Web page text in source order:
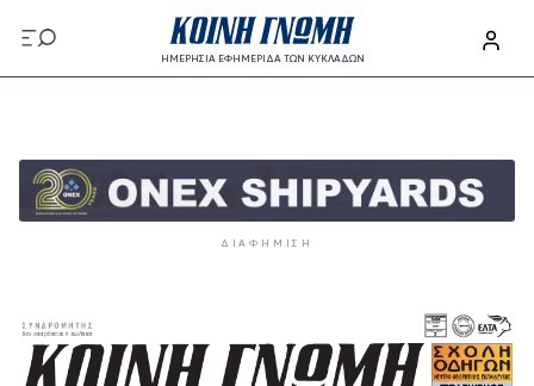
Παράκαμψη προς το κυρίως περιεχόμενο
ΗΜΕΡΗΣΙΑ ΕΦΗΜΕΡΙΔΑ ΤΩΝ ΚΥΚΛΑΔΩΝ
ΔΙΑΦΉΜΙΣΗ